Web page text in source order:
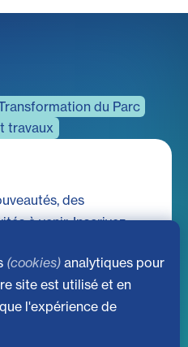
du Parc
travaux
des
à venir. Inscrivez-
maintenant!
(cookies) analytiques pour
site est utilisé et en
l'expérience de